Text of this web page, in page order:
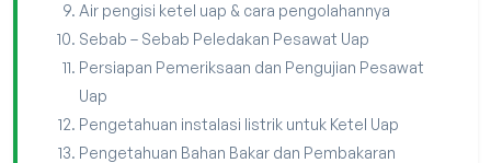
Air pengisi ketel uap & cara pengolahannya
Sebab – Sebab Peledakan Pesawat Uap
Persiapan Pemeriksaan dan Pengujian Pesawat
Uap
Pengetahuan instalasi listrik untuk Ketel Uap
Pengetahuan Bahan Bakar dan Pembakaran